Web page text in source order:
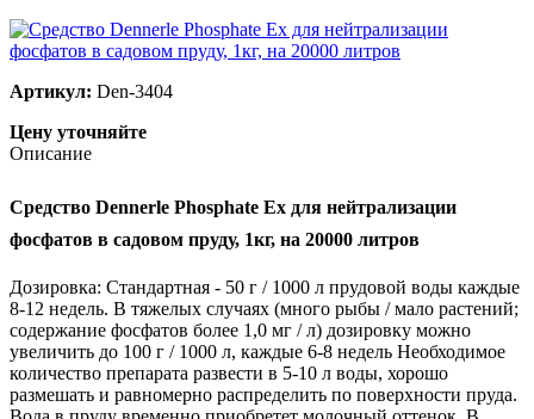
Артикул: Den-3404
Цену уточняйте
Описание
Средство Dennerle Phosphate Ex для нейтрализации
фосфатов в садовом пруду, 1кг, на 20000 литров
Дозировка: Стандартная - 50 г / 1000 л прудовой воды каждые
8-12 недель. В тяжелых случаях (много рыбы / мало растений;
содержание фосфатов более 1,0 мг / л) дозировку можно
увеличить до 100 г / 1000 л, каждые 6-8 недель Необходимое
количество препарата развести в 5-10 л воды, хорошо
размешать и равномерно распределить по поверхности пруда.